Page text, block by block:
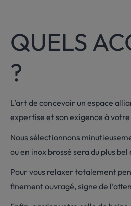
QUELS
?
L’art de concevoir un espace
expertise et son exigence à
Nous sélectionnons
ou en inox brossé sera du plus
Pour vous relaxer totalement
finement ouvragé, signe de